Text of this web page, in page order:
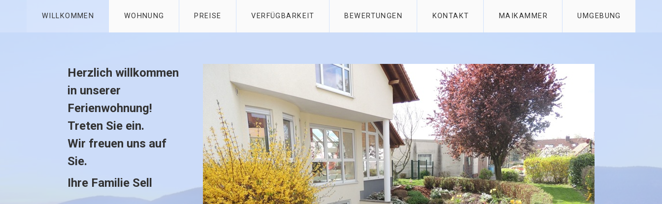
WILLKOMMEN WOHNUNG PREISE VERFÜGBARKEIT BEWERTUNGEN KONTAKT MAIKAMMER UMGEBUNG
Herzlich willkommen
in unserer
Ferienwohnung!
Treten Sie ein.
Wir freuen uns auf
Sie.
Ihre Familie Sell